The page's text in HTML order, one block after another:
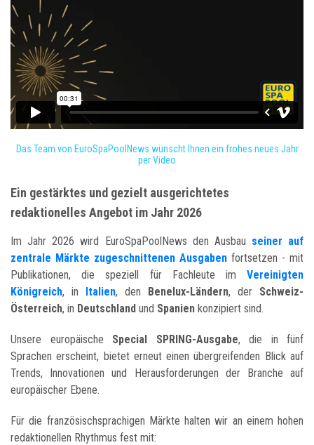
Das Team von EuroSpaPoolNews wünscht Ihnen ein frohes neues Jahr
per Video
Ein gestärktes und gezielt ausgerichtetes
redaktionelles Angebot im Jahr 2026
Im Jahr 2026 wird EuroSpaPoolNews den Ausbau seiner auf
zentrale Märkte zugeschnittenen Ausgaben fortsetzen - mit
Publikationen, die speziell für Fachleute im Vereinigten
Königreich, in Italien, den Benelux-Ländern, der Schweiz-
Österreich, in Deutschland und Spanien konzipiert sind.
Unsere europäische Special SPRING-Ausgabe, die in fünf
Sprachen erscheint, bietet erneut einen übergreifenden Blick auf
Trends, Innovationen und Herausforderungen der Branche auf
europäischer Ebene.
Für die französischsprachigen Märkte halten wir an einem hohen
redaktionellen Rhythmus fest mit: